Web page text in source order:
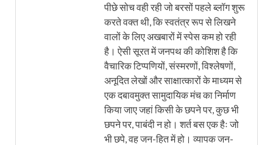
पीछे सोच वही रही जो बरसों पहले ब्लॉग शुरू
करते वक्त थी, कि स्वतंत्र रूप से लिखने
वालों के लिए अखबारों में स्पेस कम हो रही
है। ऐसी सूरत में जनपथ की कोशिश है कि
वैचारिक टिप्पणियों, संस्मरणों, विश्लेषणों,
अनूदित लेखों और साक्षात्कारों के माध्यम से
एक दबावमुक्त सामुदायिक मंच का निर्माण
किया जाए जहां किसी के छपने पर, कुछ भी
छपने पर, पाबंदी न हो। शर्त बस एक हैः जो
भी छपे, वह जन-हित में हो। व्यापक जन-